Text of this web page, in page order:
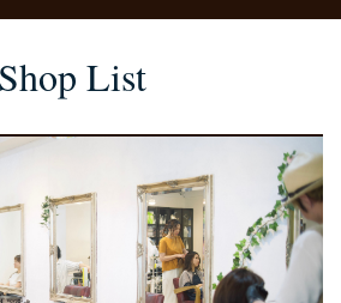
Shop List